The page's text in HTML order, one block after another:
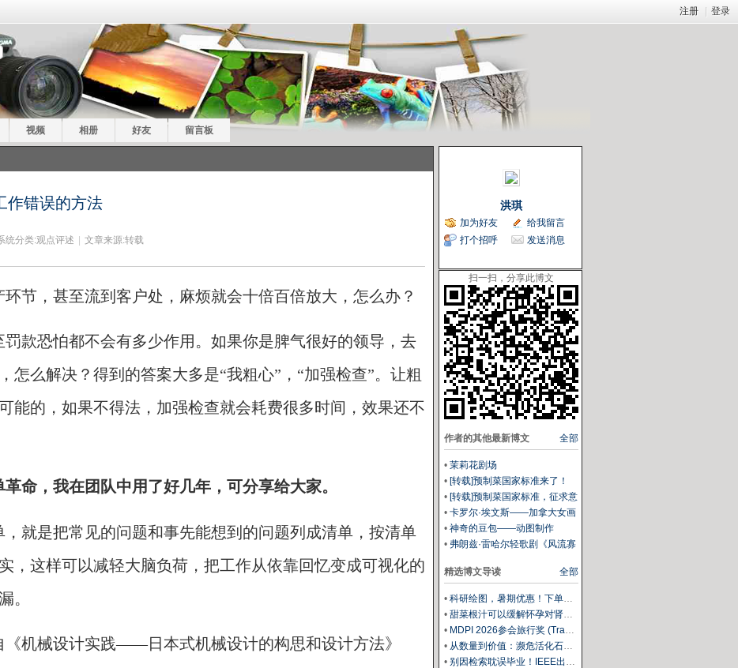
注册 登录
视频 相册 好友 留言板
作错误的方法
统分类:观点评述 文章来源:转载
节，甚至流到客户处，麻烦就会十倍百倍放大，怎么办？
款恐怕都不会有多少作用。如果你是脾气很好的领导，去
怎么解决？得到的答案大多是“我粗心”，“加强检查”。让粗
能的，如果不得法，加强检查就会耗费很多时间，效果还不
命，我在团队中用了好几年，可分享给大家。
就是把常见的问题和事先能想到的问题列成清单，按清单
，这样可以减轻大脑负荷，把工作从依靠回忆变成可视化的
。
《机械设计实践——日本式机械设计的构思和设计方法》
洪琪
加为好友
给我留言
打个招呼
发送消息
扫一扫，分享此博文
全部
作者的其他最新博文
• 茉莉花剧场
• [转载]预制菜国家标准来了！
FBIF视频号总结10大要点
• [转载]预制菜国家标准，征求意
见稿发布
• 卡罗尔·埃文斯——加拿大女画
家
• 神奇的豆包——动图制作
• 弗朗兹·雷哈尔轻歌剧《风流寡
全部
精选博文导读
• 科研绘图，暑期优惠！下单立减500元
• 甜菜根汁可以缓解怀孕对肾脏的压力
• MDPI 2026参会旅行奖 (Travel Award) 中国区获奖名单公布！
• 从数量到价值：濒危活化石ELF 理论重塑濒危物种保护优先级
• 别因检索耽误毕业！IEEE出版+EI快检索，8-9月会议合集征稿中